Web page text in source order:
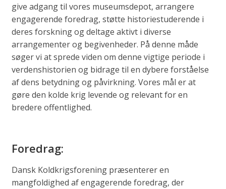
give adgang til vores museumsdepot, arrangere
engagerende foredrag, støtte historiestuderende i
deres forskning og deltage aktivt i diverse
arrangementer og begivenheder. På denne måde
søger vi at sprede viden om denne vigtige periode i
verdenshistorien og bidrage til en dybere forståelse
af dens betydning og påvirkning. Vores mål er at
gøre den kolde krig levende og relevant for en
bredere offentlighed.
Foredrag:
Dansk Koldkrigsforening præsenterer en
mangfoldighed af engagerende foredrag, der